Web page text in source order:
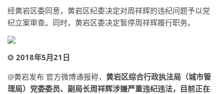
经黄岩区委同意，黄岩区纪委决定对周祥辉的违纪问题予以党
纪立案审查。同时，黄岩区委决定暂停周祥辉履行职务。
❂ 2018年5月21日
@黄岩发布 官方微博通报称， 黄岩区综合行政执法局（城市管
理局）党委委员、副局长周祥辉涉嫌严重违纪违法，目前正在